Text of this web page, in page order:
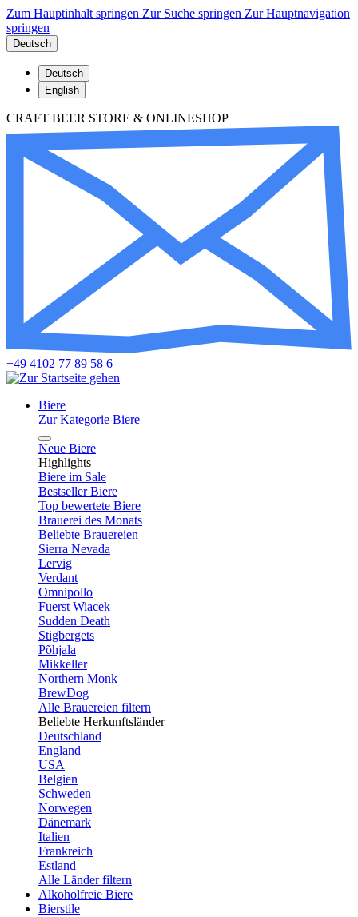
Zum Hauptinhalt springen Zur Suche springen Zur Hauptnavigation
springen
Deutsch
Deutsch
English
CRAFT BEER STORE & ONLINESHOP
+49 4102 77 89 58 6
Biere
Zur Kategorie Biere
Neue Biere
Highlights
Biere im Sale
Bestseller Biere
Top bewertete Biere
Brauerei des Monats
Beliebte Brauereien
Sierra Nevada
Lervig
Verdant
Omnipollo
Fuerst Wiacek
Sudden Death
Stigbergets
Põhjala
Mikkeller
Northern Monk
BrewDog
Alle Brauereien filtern
Beliebte Herkunftsländer
Deutschland
England
USA
Belgien
Schweden
Norwegen
Dänemark
Italien
Frankreich
Estland
Alle Länder filtern
Alkoholfreie Biere
Bierstile